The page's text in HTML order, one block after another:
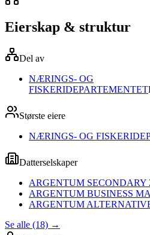
Eierskap & struktur
Del av
NÆRINGS- OG
FISKERIDEPARTEMENTET
Største eiere
NÆRINGS- OG
Datterselskaper
ARGENTUM SECONDARY
ARGENTUM BUSINESS
ARGENTUM
Se alle (18) →